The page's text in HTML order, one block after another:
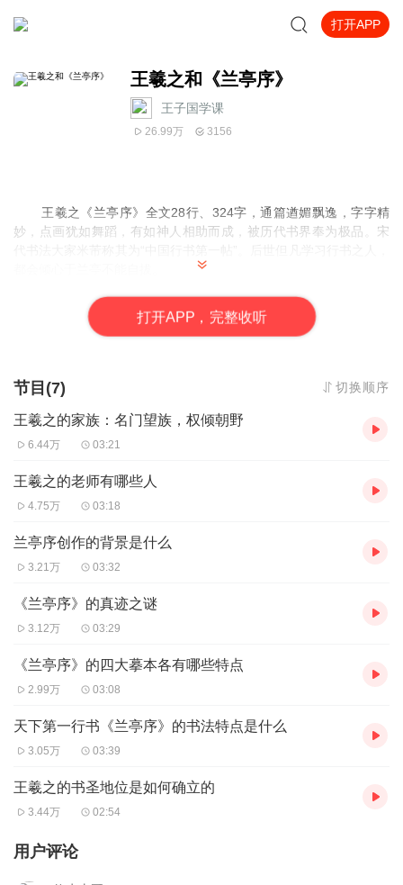
打开APP
王羲之和《兰亭序》
王子国学课
26.99万 3156
王羲之《兰亭序》全文28行、324字，通篇遒媚飘逸，字字精
妙，点画犹如舞蹈，有如神人相助而成，被历代书界奉为极品。宋
盈，或笔断而意连，提按顿挫一任自然，整体布局天机错落，具有
潇洒流丽、优美动人的无穷魅力"此帖在中国书法史上具有崇高的地
打开APP，完整收听
节目(7) 切换顺序
王羲之的家族：名门望族，权倾朝野
6.44万 03:21
王羲之的老师有哪些人
4.75万 03:18
兰亭序创作的背景是什么
3.21万 03:32
《兰亭序》的真迹之谜
3.12万 03:29
《兰亭序》的四大摹本各有哪些特点
2.99万 03:08
天下第一行书《兰亭序》的书法特点是什么
3.05万 03:39
王羲之的书圣地位是如何确立的
3.44万 02:54
用户评论